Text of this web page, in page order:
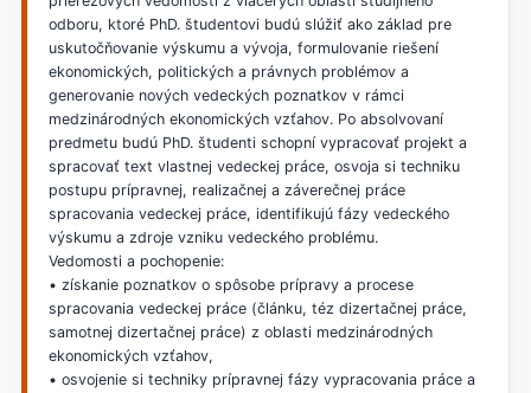
odboru, ktoré PhD. študentovi budú slúžiť ako základ pre
uskutočňovanie výskumu a vývoja, formulovanie riešení
ekonomických, politických a právnych problémov a
generovanie nových vedeckých poznatkov v rámci
medzinárodných ekonomických vzťahov. Po absolvovaní
predmetu budú PhD. študenti schopní vypracovať projekt a
spracovať text vlastnej vedeckej práce, osvoja si techniku
postupu prípravnej, realizačnej a záverečnej práce
spracovania vedeckej práce, identifikujú fázy vedeckého
výskumu a zdroje vzniku vedeckého problému.
Vedomosti a pochopenie:
• získanie poznatkov o spôsobe prípravy a procese
spracovania vedeckej práce (článku, téz dizertačnej práce,
samotnej dizertačnej práce) z oblasti medzinárodných
ekonomických vzťahov,
• osvojenie si techniky prípravnej fázy vypracovania práce a